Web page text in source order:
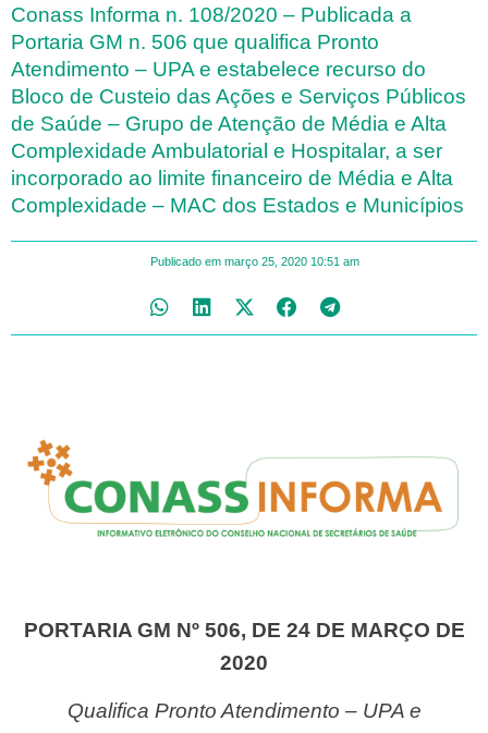
Conass Informa n. 108/2020 – Publicada a
Portaria GM n. 506 que qualifica Pronto
Atendimento – UPA e estabelece recurso do
Bloco de Custeio das Ações e Serviços Públicos
de Saúde – Grupo de Atenção de Média e Alta
Complexidade Ambulatorial e Hospitalar, a ser
incorporado ao limite financeiro de Média e Alta
Complexidade – MAC dos Estados e Municípios
Publicado em março 25, 2020 10:51 am
PORTARIA GM Nº 506, DE 24 DE MARÇO DE
2020
Qualifica Pronto Atendimento – UPA e